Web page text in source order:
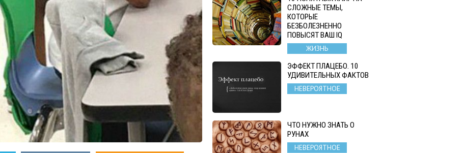
СЛОЖНЫЕ ТЕМЫ,
КОТОРЫЕ
БЕЗБОЛЕЗНЕННО
ПОВЫСЯТ ВАШ IQ
ЖИЗНЬ
ЭФФЕКТ ПЛАЦЕБО. 10
УДИВИТЕЛЬНЫХ ФАКТОВ
НЕВЕРОЯТНОЕ
ЧТО НУЖНО ЗНАТЬ О
РУНАХ
НЕВЕРОЯТНОЕ